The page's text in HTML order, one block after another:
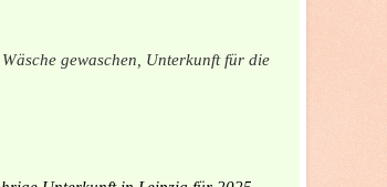
Wäsche gewaschen, Unterkunft für die